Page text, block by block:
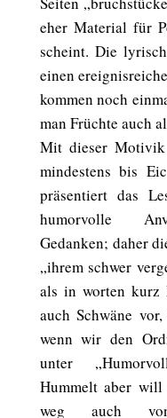
eher Material für
scheint. Die
einen
kommen noch
man Früchte auch
Mit dieser
mindestens bis
präsentiert das
humorvolle
Gedanken; daher
„ihrem schwer
als in worten kurz
auch Schwäne
wenn wir den
unter
Hummelt aber will
weg auch